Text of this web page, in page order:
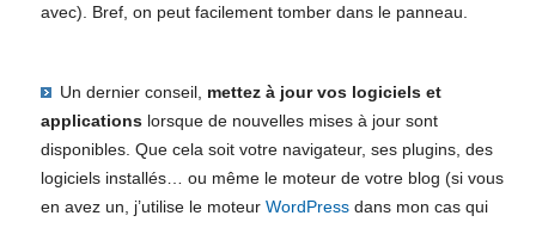
avec). Bref, on peut facilement tomber dans le panneau.
Un dernier conseil, mettez à jour vos logiciels et
applicationslorsque de nouvelles mises à jour sont
disponibles. Que cela soit votre navigateur, ses plugins, des
logiciels installés… ou même le moteur de votre blog (si vous
en avez un, j’utilise le moteur WordPressdans mon cas qui